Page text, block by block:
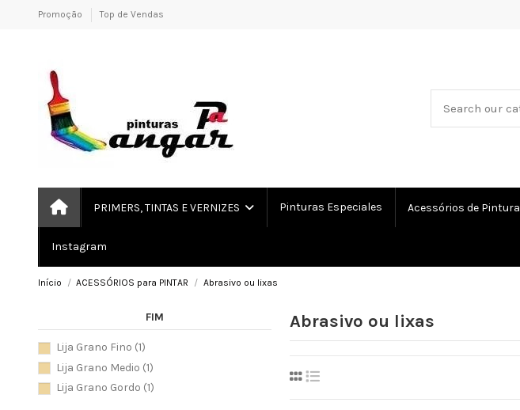
Promoção Top de Vendas
PRIMERS, TINTAS E VERNIZES Pinturas Especiales Acessórios de Pintura
Instagram
Início ACESSÓRIOS para PINTAR Abrasivo ou lixas
Abrasivo ou lixas
FIM
Lija Grano Fino (1)
Lija Grano Medio (1)
Lija Grano Gordo (1)